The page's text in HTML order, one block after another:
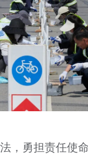
，勇担责任使命